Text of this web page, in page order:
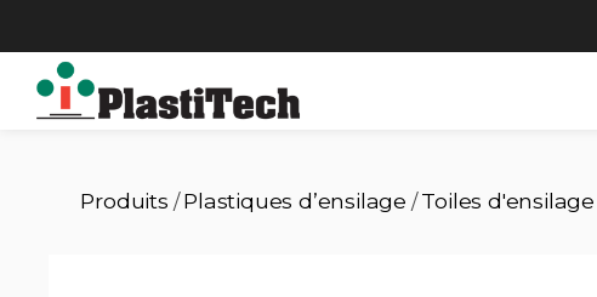
Produits / Plastiques d’ensilage / Toiles d'ensilage